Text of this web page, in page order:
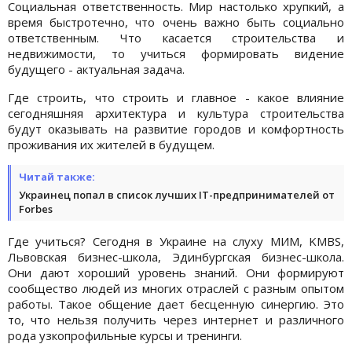
Социальная ответственность. Мир настолько хрупкий, а
время быстротечно, что очень важно быть социально
ответственным. Что касается строительства и
недвижимости, то учиться формировать видение
будущего - актуальная задача.
Где строить, что строить и главное - какое влияние
сегодняшняя архитектура и культура строительства
будут оказывать на развитие городов и комфортность
проживания их жителей в будущем.
Читай также:
Украинец попал в список лучших IT-предпринимателей от
Forbes
Где учиться? Сегодня в Украине на слуху МИМ, KMBS,
Львовская бизнес-школа, Эдинбургская бизнес-школа.
Они дают хороший уровень знаний. Они формируют
сообщество людей из многих отраслей с разным опытом
работы. Такое общение дает бесценную синергию. Это
то, что нельзя получить через интернет и различного
рода узкопрофильные курсы и тренинги.